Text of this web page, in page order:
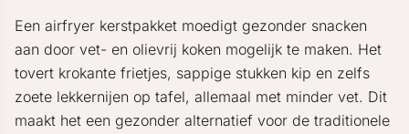
Een airfryer kerstpakket moedigt gezonder snacken
aan door vet- en olievrij koken mogelijk te maken. Het
tovert krokante frietjes, sappige stukken kip en zelfs
zoete lekkernijen op tafel, allemaal met minder vet. Dit
maakt het een gezonder alternatief voor de traditionele